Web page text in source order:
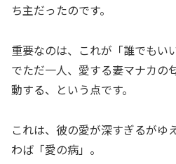
ち主だったのです。
重要なのは、これが「誰でもい
でただ一人、愛する妻マナカの
動する、という点です。
これは、彼の愛が深すぎるがゆ
わば「愛の病」。